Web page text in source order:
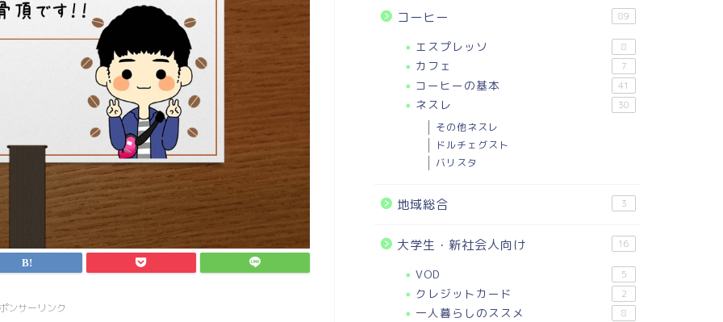
ンサーリンク
コーヒー 89
エスプレッソ 8
カフェ 7
コーヒーの基本 41
ネスレ 30
その他ネスレ
ドルチェグスト
バリスタ
地域総合 3
大学生・新社会人向け 16
VOD 5
クレジットカード 2
一人暮らしのススメ 8